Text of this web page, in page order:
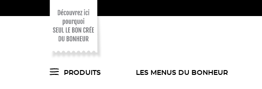
PRODUITS LES MENUS DU BONHEUR